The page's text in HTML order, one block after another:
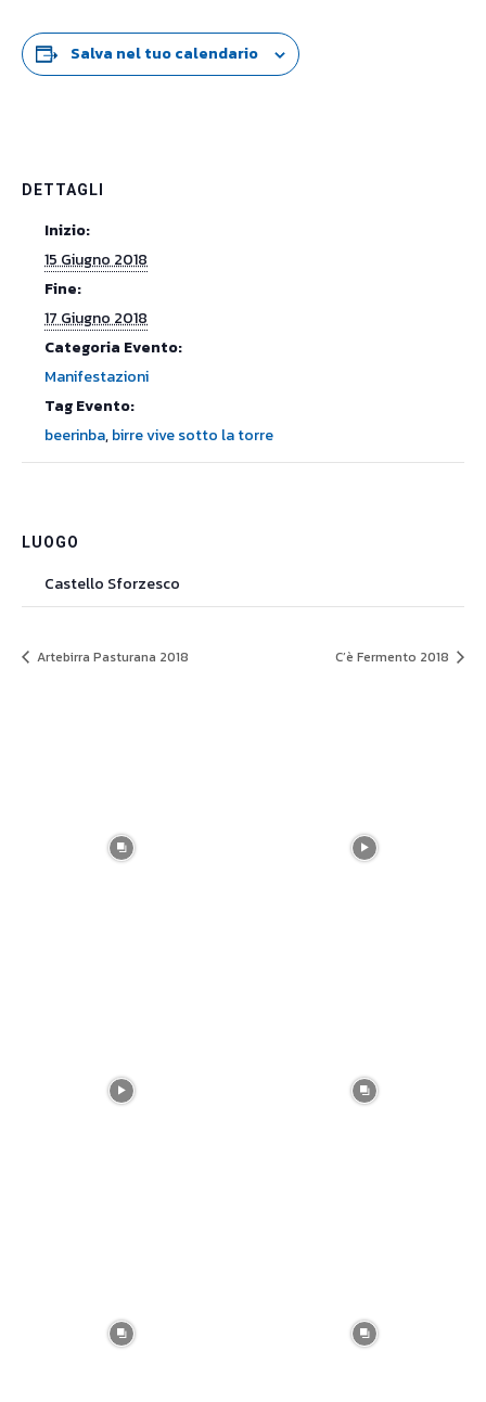
Salva nel tuo calendario
DETTAGLI
Inizio:
15 Giugno 2018
Fine:
17 Giugno 2018
Categoria Evento:
Manifestazioni
Tag Evento:
beerinba,birre vive sotto la torre
LUOGO
Castello Sforzesco
Artebirra Pasturana 2018 C’è Fermento 2018